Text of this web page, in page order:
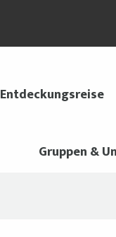
Entdeckungsreise
Gruppen &